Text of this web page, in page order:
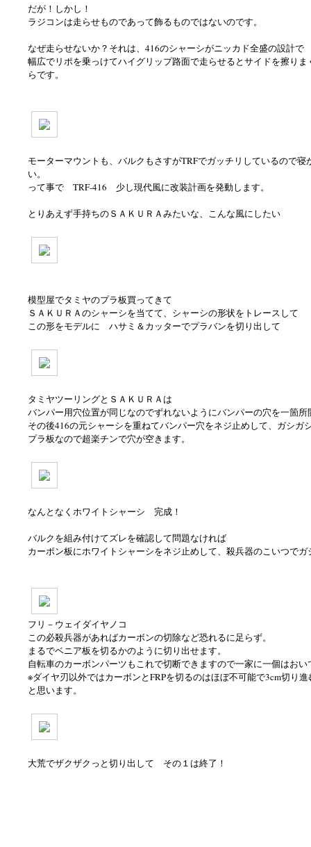
だが！しかし！
ラジコンは走らせものであって飾るものではないのです。
なぜ走らせないか？それは、416のシャーシがニッカド全盛の設計で
幅広でリポを乗っけてハイグリップ路面で走らせるとサイドを擦り
らです。
モーターマウントも、バルクもさすがTRFでガッチリしているので
い。
って事で TRF-416 少し現代風に改装計画を発動します。
とりあえず手持ちのＳＡＫＵＲＡみたいな、こんな風にしたい
模型屋でタミヤのプラ板買ってきて
ＳＡＫＵＲＡのシャーシを当てて、シャーシの形状をトレースして
この形をモデルに ハサミ＆カッターでプラバンを切り出して
タミヤツーリングとＳＡＫＵＲＡは
バンパー用穴位置が同じなのでずれないようにバンパーの穴を一箇
その後416の元シャーシを重ねてバンパー穴をネジ止めして、ガシガ
プラ板なので超楽チンで穴が空きます。
なんとなくホワイトシャーシ 完成！
バルクを組み付けてズレを確認して問題なければ
カーボン板にホワイトシャーシをネジ止めして、殺兵器のこいつで
フリ－ウェイダイヤノコ
この必殺兵器があればカーボンの切除など恐れるに足らず。
まるでベニア板を切るかのように切り出せます。
自転車のカーボンパーツもこれで切断できますので一家に一個はお
※ダイヤ刃以外ではカーボンとFRPを切るのはほぼ不可能で3cm切り
と思います。
大荒でザクザクっと切り出して その１は終了！